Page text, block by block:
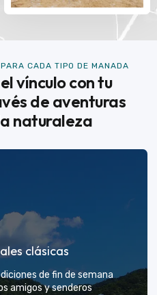
CADA TIPO DE MANADA
vínculo con tu
de aventuras
naturaleza
clásicas
de fin de semana
amigos y senderos